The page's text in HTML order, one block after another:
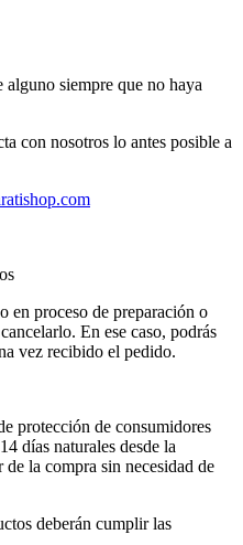
alguno siempre que no haya
con nosotros lo antes posible a
en proceso de preparación o
En ese caso, podrás
vez recibido el pedido.
protección de consumidores
días naturales desde la
la compra sin necesidad de
deberán cumplir las